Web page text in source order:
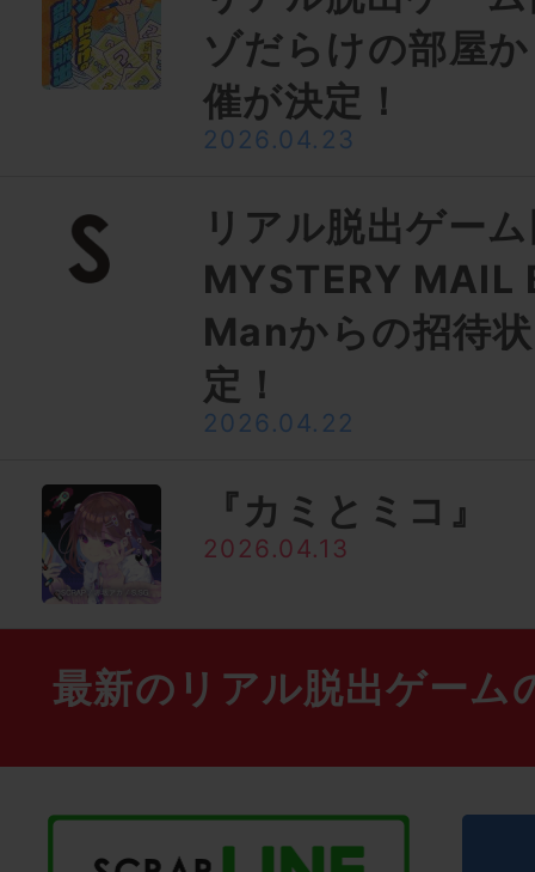
ゾだらけの部屋
催が決定！
2026.04.23
リアル脱出ゲー
MYSTERY
Manからの招待
定！
2026.04.22
『カミとミコ』
2026.04.13
最新のリアル脱出ゲーム